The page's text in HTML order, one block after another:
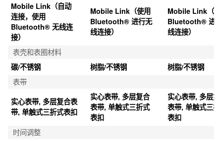
Mobile Link（自动
连接，使用
Bluetooth® 无线连
接）
Mobile Link（使用
Bluetooth® 进行无
线连接）
Mobile Link（
Bluetooth® 进
线连接）
表壳和表圈材料
碳/不锈钢
树脂/不锈钢
树脂/不锈钢
表带
实心表带, 多层复合表
带, 单触式三折式表扣
实心表带, 多层复合
表带, 单触式三折式
表扣
实心表带, 多层复
表带, 单触式三折
表扣
时间调整